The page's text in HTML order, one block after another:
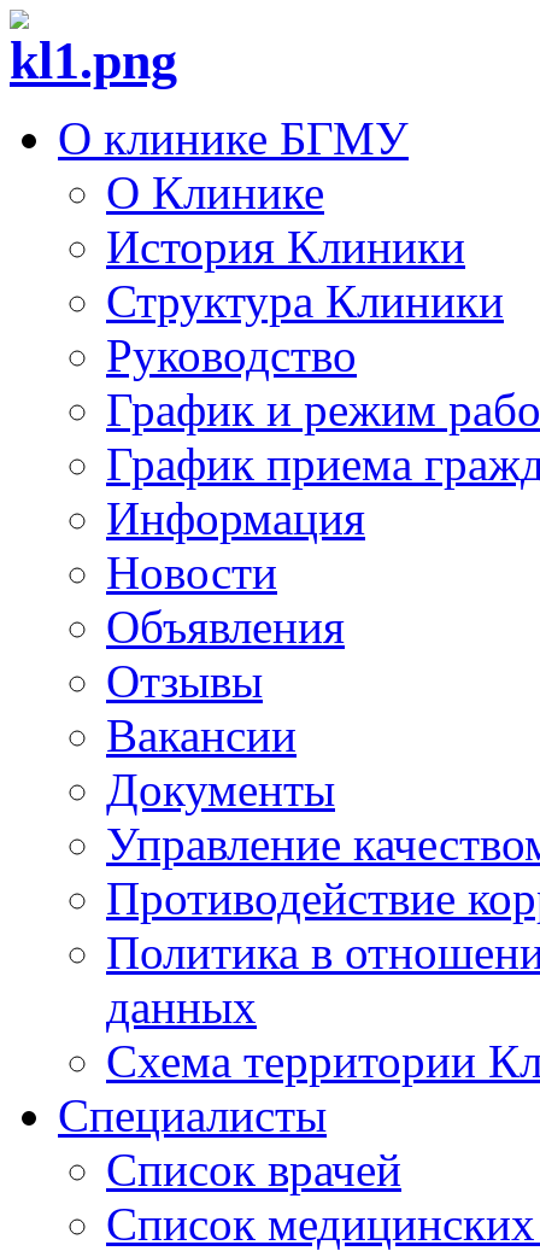
О клинике БГМУ
О Клинике
История Клиники
Структура Клиники
Руководство
График и режим
График приема
Информация
Новости
Объявления
Отзывы
Вакансии
Документы
Управление
Противодействие
Политика в
данных
Схема территории
Специалисты
Список врачей
Список медицинских